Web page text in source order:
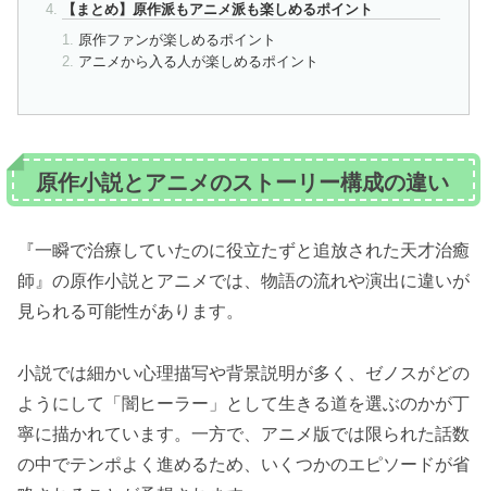
【まとめ】原作派もアニメ派も楽しめるポイント
原作ファンが楽しめるポイント
アニメから入る人が楽しめるポイント
原作小説とアニメのストーリー構成の違い
『一瞬で治療していたのに役立たずと追放された天才治癒
師』の原作小説とアニメでは、物語の流れや演出に違いが
見られる可能性があります。
小説では細かい心理描写や背景説明が多く、ゼノスがどの
ようにして「闇ヒーラー」として生きる道を選ぶのかが丁
寧に描かれています。一方で、アニメ版では限られた話数
の中でテンポよく進めるため、いくつかのエピソードが省